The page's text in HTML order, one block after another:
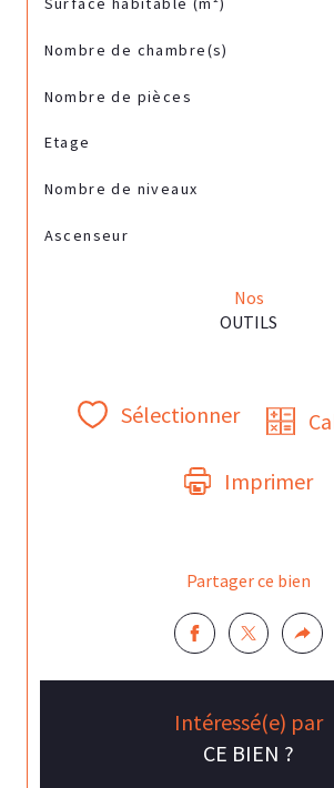
Nombre de chambre(s)
Nombre de pièces
Etage
Nombre de niveaux
Ascenseur
Nos
OUTILS
Sélectionner
Imprimer
Partager ce bien
Intéressé(e) par
CE BIEN ?